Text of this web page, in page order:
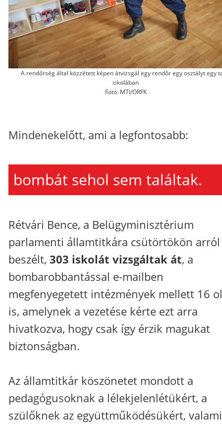
A rendőrség által közzétett képen átvizsgál egy rendőr egy osztályt egy
iskolában
Fotó: MTI/ORFK
Mindenekelőtt, ami a legfontosabb:
bombát sehol sem találtak.
Rétvári Bence, a Belügyminisztérium
parlamenti államtitkára csütörtökön arról
beszélt, 303 iskolát vizsgáltak át, a
bombarobbantással e-mailben
megfenyegetett intézmények mellett 16
is, amelynek a vezetése kérte ezt arra
hivatkozva, hogy csak így érzik magukat
biztonságban.
Az államtitkár köszönetet mondott a
pedagógusoknak a lélekjelenlétükért, a
szülőknek az együttműködésükért,